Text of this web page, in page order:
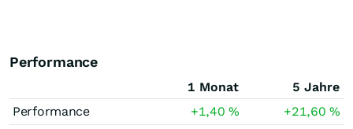
Performance
1 Monat
5 Jahre
Performance
+1,40% +21,60%